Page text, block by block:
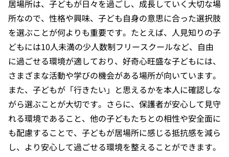
居場所は、子どもが日々を過ごし、成長していく大切な場
所なので、性格や興味、子ども自身の意思に合った選択肢
を選ぶことが何よりも重要です。たとえば、人見知りの子
どもには10人未満の少人数制フリースクールなど、自由
に過ごせる環境が適しており、好奇心旺盛な子どもには、
さまざまな活動や学びの機会がある場所が向いています。
また、子どもが「行きたい」と思えるかを本人に確認しな
がら選ぶことが大切です。さらに、保護者が安心して見守
れる環境であること、他の子どもたちとの相性や安全面に
も配慮することで、子どもが居場所に感じる抵抗感を減ら
し、より安心して過ごせる環境を整えることができます。